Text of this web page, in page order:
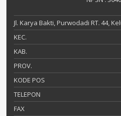
Jl. Karya Bakti, Purwodadi RT. 44,
KEC.
KAB.
PROV.
KODE POS
TELEPON
FAX